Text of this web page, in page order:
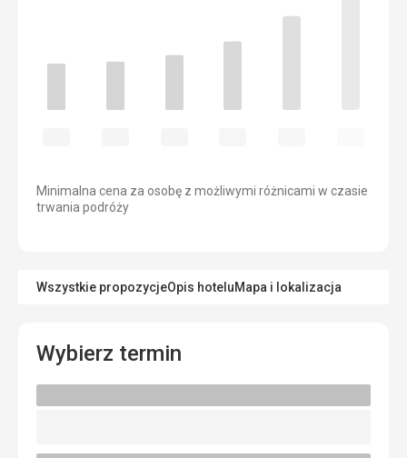
Minimalna cena za osobę z możliwymi różnicami w czasie
trwania podróży
Wszystkie propozycjeOpis hoteluMapa i lokalizacja
Wybierz termin